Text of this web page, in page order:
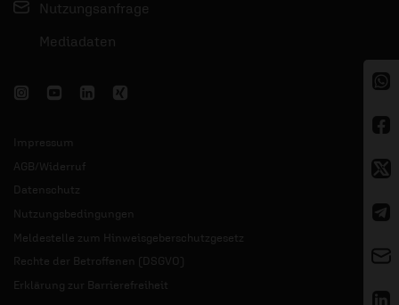
Nutzungsanfrage
Mediadaten
Impressum
AGB/Widerruf
Datenschutz
Nutzungsbedingungen
Meldestelle zum Hinweisgeberschutzgesetz
Rechte der Betroffenen (DSGVO)
Erklärung zur Barrierefreiheit